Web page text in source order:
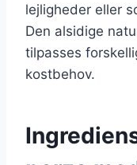
lejligheder eller
Den alsidige
tilpasses
kostbehov.